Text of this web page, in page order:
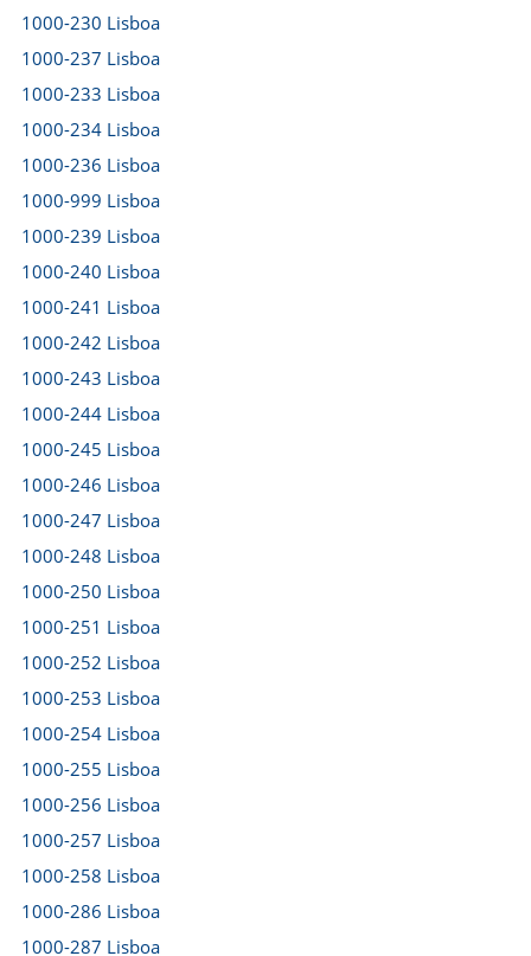
1000-230 Lisboa
1000-237 Lisboa
1000-233 Lisboa
1000-234 Lisboa
1000-236 Lisboa
1000-999 Lisboa
1000-239 Lisboa
1000-240 Lisboa
1000-241 Lisboa
1000-242 Lisboa
1000-243 Lisboa
1000-244 Lisboa
1000-245 Lisboa
1000-246 Lisboa
1000-247 Lisboa
1000-248 Lisboa
1000-250 Lisboa
1000-251 Lisboa
1000-252 Lisboa
1000-253 Lisboa
1000-254 Lisboa
1000-255 Lisboa
1000-256 Lisboa
1000-257 Lisboa
1000-258 Lisboa
1000-286 Lisboa
1000-287 Lisboa